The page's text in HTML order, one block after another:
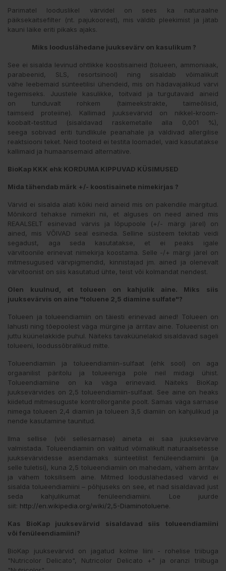
Parimatel looduslikel värvidel on sees ka naturaalne
päiksekaitsefilter (nt. pajukoorest), mis väldib pleekimist ja jätab
kauni läike eriti pikaks ajaks.
Miks looduslähedane juuksevärv on kasulikum ?
See ei sisalda levinud ohtlikke koostisaineid (tolueen, ammoniaak,
parabeenid, SLS, resortsinool) ning sisaldab võimalikult
vähe leebemaid sünteetilisi ühendeid, mis on hädavajalikud värvi
tegemiseks. Juustele kasulikke, toitvaid ja turgutavaid aineid
on tunduvalt rohkem (taimeekstrakte, taimeõlisid,
taimseid proteiine). Kallimad juuksevärvid on nikkel-kroom-
koobalt-testitud (sisaldavad raskemetalle alla 0,001 %),
seega sobivad eriti tundlikule peanahale ja väldivad allergilise
reaktsiooni teket. Neid tooteid ei testita loomadel, vaid kasutatakse
kallimaid ja humaansemaid alternatiive.
BioKap KKK ehk KORDUMA KIPPUVAD KÜSIMUSED
Mida tähendab märk +/- koostisainete nimekirjas ?
Värvid ei sisalda alati kõiki neid aineid mis on pakendile märgitud.
Mõnikord tehakse nimekiri nii, et alguses on need ained mis
REAALSELT esinevad värvis ja lõpupoole (+/- märgi järel) on
ained, mis VÕIVAD seal esineda. Selline süsteem tekitab veidi
segadust, aga seda kasutatakse, et ei peaks igale
värvitoonile erinevat nimekirja koostama. Selle -/+ märgi järel on
mitmesugused värvpigmendid, kinnistajad jm. ained ja olenevalt
värvitoonist on siis kasutatud ühte, teist või kolmandat nendest.
Olen kuulnud, et tolueen on kahjulik aine. Miks siis
juuksevärvis on aine "toluene 2,5 diamine sulfate"?
Tolueen ja tolueendiamiin on täiesti erinevad ained! Tolueen on
lahusti ning tõepoolest väga mürgine ja ärritav aine. Tolueenist on
juttu küünelakkide puhul. Näiteks tavaküünelakid sisaldavad sageli
tolueeni, loodussõbralikud mitte.
Tolueendiamiin ja tolueendiamiin-sulfaat (ehk sool) on aga
orgaanilist päritolu ja tolueeniga pole neil midagi ühist.
Tolueendiamiine on ka väga erinevaid. Näiteks BioKap
juuksevärvides on 2,5 tolueendiamiin-sulfaat. See aine on heaks
kiidetud mitmesuguste kontrollorganite poolt. Samas väga sarnase
nimega tolueen 2,4 diamiin ja tolueen 3,5 diamiin on kahjulikud ja
nende kasutamine taunitud.
Ilma sellise (või sellesarnase) aineta ei saa juuksevärve
valmistada. Tolueendiamiin on valitud võimalikult naturaalsetesse
juuksevärvidesse asendamaks sünteetilist fenüleendiamiini (ja
selle tuletisi), kuna 2,5 tolueendiamiin on mahedam, vähem ärritav
ja vähem toksilisem aine. Mitmed looduslähedased värvid ei
sisalda tolueendiamiini – põhjuseks on see, et nad sisaldavad just
seda kahjulikumat fenüleendiamiini. Loe juurde
siit: http://en.wikipedia.org/wiki/2,5-Diaminotoluene.
Kas BioKap juuksevärvid sisaldavad siis tolueendiamiini
või fenüleendiamiini?
BioKap juuksevärvid on jagatud kolme liini - rohelise triibuga
"Nutricolor Delicato", Nutricolor Delicato +" ja oranzi triibuga